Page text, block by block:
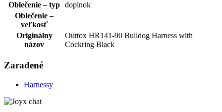
Oblečenie – typ doplnok
Oblečenie –
veľkosť
Originálny
názov
Outtox HR141-90 Bulldog Harness with
Cockring Black
Zaradené
Harnessy